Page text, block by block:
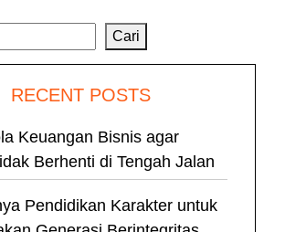
Cari
RECENT POSTS
Keuangan Bisnis agar
Berhenti di Tengah Jalan
Pendidikan Karakter untuk